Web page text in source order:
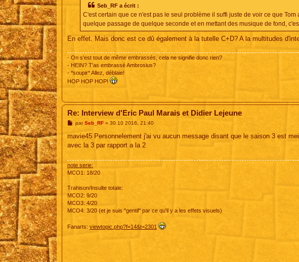
Seb_RF a écrit :
C'est certain que ce n'est pas le seul problème il suffi juste de voir ce que
quelque passage de quelque seconde et en mettant des musique de fond,
En effet. Mais donc est ce dû également à la tutelle C+D? A la multitudes
- On s'est tout de même embrassés, cela ne signifie donc rien?
- HEIN? T'as embrassé Ambrosius?
- *soupir* Allez, déblaie!
HOP HOP HOP!
Re: Interview d'Eric Paul Marais et Didier Lejeune
M
s
a
parSeb_RF» 30 10 2016, 21:40
mavie45 Personnelement j'ai vu aucun message disant que le saison 3 est
avec la 3 par rapport a la 2
note serie:
MCO1: 18/20
Trahison/Insulte totale:
MCO2: 9/20
MCO3: 4/20
MCO4: 3/20 (et je suis "gentil" par ce qu'il y a les effets visuels)
Fanarts: viewtopic.php?f=14&t=2301